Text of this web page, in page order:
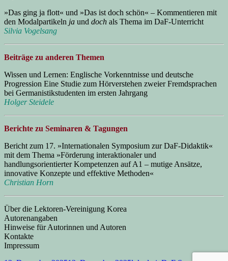
»Das ging ja flott« und »Das ist doch schön« – Kommentieren mit
den Modalpartikeln ja und doch als Thema im DaF-Unterricht
Silvia Vogelsang
Beiträge zu anderen Themen
Wissen und Lernen: Englische Vorkenntnisse und deutsche
Progression Eine Studie zum Hörverstehen zweier Fremdsprachen
bei Germanistikstudenten im ersten Jahrgang
Holger Steidele
Berichte zu Seminaren & Tagungen
Bericht zum 17. »Internationalen Symposium zur DaF-Didaktik«
mit dem Thema »Förderung interaktionaler und
handlungsorientierter Kompetenzen auf A1 – mutige Ansätze,
innovative Konzepte und effektive Methoden«
Christian Horn
Über die Lektoren-Vereinigung Korea
Autorenangaben
Hinweise für Autorinnen und Autoren
Kontakte
Impressum